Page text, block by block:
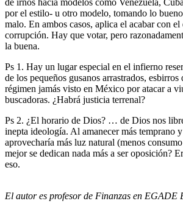
de irnos hacia modelos como Venezuela,
por el estilo- u otro modelo, tomando lo
malo. En ambos casos, aplica el acabar con el
corrupción. Hay que votar, pero
la buena.
Ps 1. Hay un lugar especial en el infierno
de los pequeños gusanos arrastrados,
régimen jamás visto en México por atacar a
buscadoras. ¿Habrá justicia terrenal?
Ps 2. ¿El horario de Dios? … de Dios nos
inepta ideología. Al amanecer más temprano
aprovecharía más luz natural (menos
mejor se dedican nada más a ser oposición?
eso.
El autor es profesor de Finanzas en EGADE